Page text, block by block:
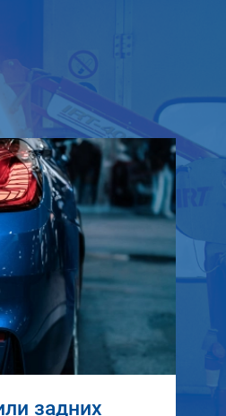
задних